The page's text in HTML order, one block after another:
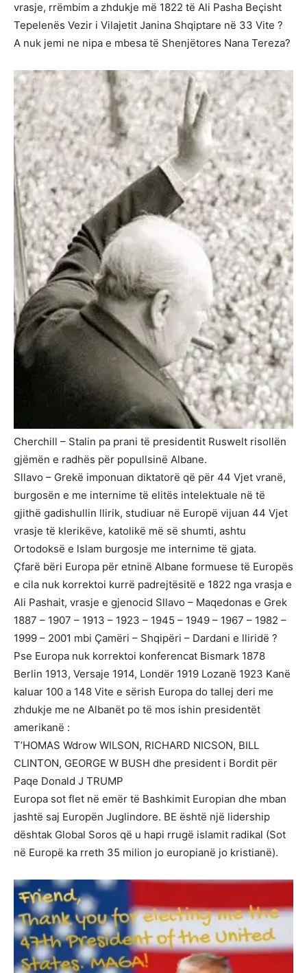
vrasje, rrëmbim a zhdukje më 1822 të Ali Pasha Beçisht
Tepelenës Vezir i Vilajetit Janina Shqiptare në 33 Vite ?
A nuk jemi ne nipa e mbesa të Shenjëtores Nana Tereza?
Cherchill – Stalin pa prani të presidentit Ruswelt risollën
gjëmën e radhës për popullsinë Albane.
Sllavo – Grekë imponuan diktatorë që për 44 Vjet vranë,
burgosën e me internime të elitës intelektuale në të
gjithë gadishullin llirik, studiuar në Europë vijuan 44 Vjet
vrasje të klerikëve, katolikë më së shumti, ashtu
Ortodoksë e lslam burgosje me internime të gjata.
Çfarë bëri Europa për etninë Albane formuese të Europës
e cila nuk korrektoi kurrë padrejtësitë e 1822 nga vrasja e
Ali Pashait, vrasje e gjenocid Sllavo – Maqedonas e Grek
1887 – 1907 – 1913 – 1923 – 1945 – 1949 – 1967 – 1982 –
1999 – 2001 mbi Çamëri – Shqipëri – Dardani e lliridë ?
Pse Europa nuk korrektoi konferencat Bismark 1878
Berlin 1913, Versaje 1914, Londër 1919 Lozanë 1923 Kanë
kaluar 100 a 148 Vite e sërish Europa do tallej deri me
zhdukje me ne Albanët po të mos ishin presidentët
amerikanë :
T’HOMAS Wdrow WILSON, RICHARD NICSON, BILL
CLINTON, GEORGE W BUSH dhe president i Bordit për
Paqe Donald J TRUMP
Europa sot flet në emër të Bashkimit Europian dhe mban
jashtë saj Europën Juglindore. BE është një lidership
dështak Global Soros që u hapi rrugë islamit radikal (Sot
në Europë ka rreth 35 milion jo europianë jo kristianë).